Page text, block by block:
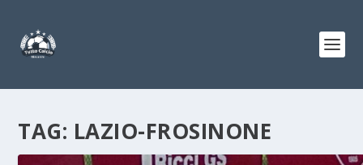
TAG: LAZIO-FROSINONE